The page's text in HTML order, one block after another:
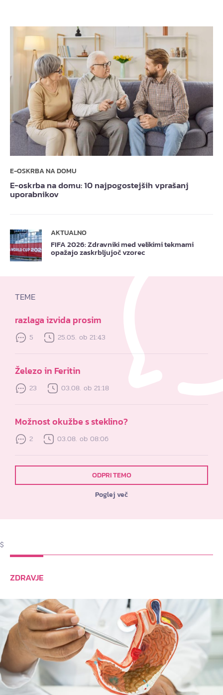
E-OSKRBA NA DOMU
E-oskrba na domu: 10 najpogostejših vprašanj
uporabnikov
AKTUALNO
FIFA 2026: Zdravniki med velikimi tekmami
opažajo zaskrbljujoč vzorec
TEME
razlaga izvida prosim
5 25.05. ob 21:43
Železo in Feritin
23 03.08. ob 21:18
Možnost okužbe s steklino?
2 03.08. ob 08:06
ODPRI TEMO
Poglej več
$
ZDRAVJE